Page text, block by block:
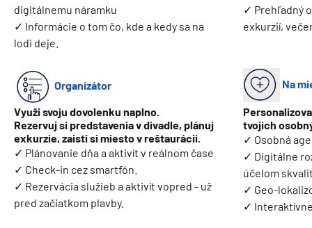
digitálnemu náramku
✓ Informácie o tom čo, kde a kedy sa na
lodi deje.
✓ Prehľadný
exkurzií,
Organizátor Na
Využi svoju dovolenku naplno.
Rezervuj si predstavenia v divadle, plánuj
exkurzie, zaisti si miesto v reštaurácii.
✓ Plánovanie dňa a aktivít v reálnom čase
✓ Check-in cez smartfón.
✓ Rezervácia služieb a aktivít vopred - už
pred začiatkom plavby.
tvojich
✓ Osobná
✓ Digitálne
účelom
✓ Geo-
✓